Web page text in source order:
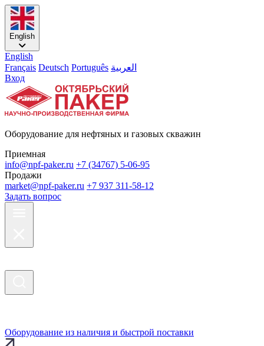
English
English
Français Deutsch Português العربية
Вход
Оборудование для нефтяных и газовых скважин
Приемная
info@npf-paker.ru +7 (34767) 5-06-95
Продажи
market@npf-paker.ru +7 937 311-58-12
Задать вопрос
Оборудование из наличия и быстрой поставки